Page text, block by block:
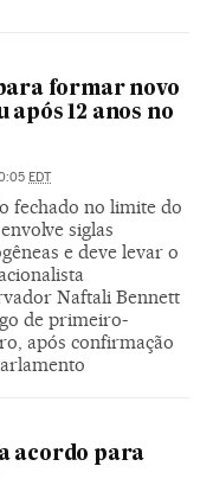
formar novo
12 anos no
EDT
fechado no limite do
siglas
e deve levar o
Naftali Bennett
de primeiro-
após confirmação
acordo para